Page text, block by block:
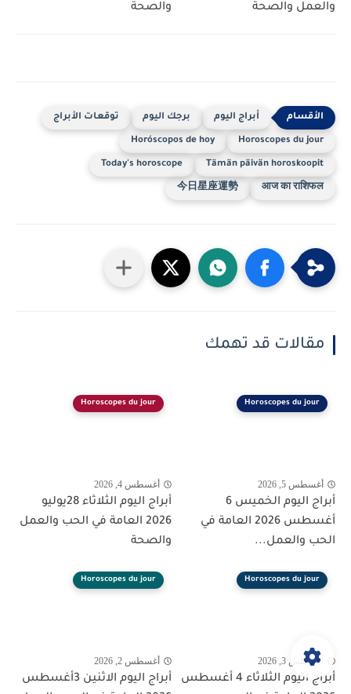
والعمل والصحة
والصحة
أبراج اليوم برجك اليوم توقعات الأبراج
Horoscopes du jour
Horóscopos de hoy
Tämän päivän horoskoopit
Today's horoscope
आज का राशिफल
今日星座運勢
مقالات قد تهمك
Horoscopes du jour
أغسطس 5, 2026
أبراج اليوم الخميس 6
أغسطس 2026 العامة في
الحب والعمل...
Horoscopes du jour
أغسطس 4, 2026
أبراج اليوم الثلاثاء 28يوليو
2026 العامة في الحب والعمل
والصحة
Horoscopes du jour
أغسطس 3, 2026
أبراج اليوم الثلاثاء 4 أغسطس
Horoscopes du jour
أغسطس 2, 2026
أبراج اليوم الاثنين 3أغسطس